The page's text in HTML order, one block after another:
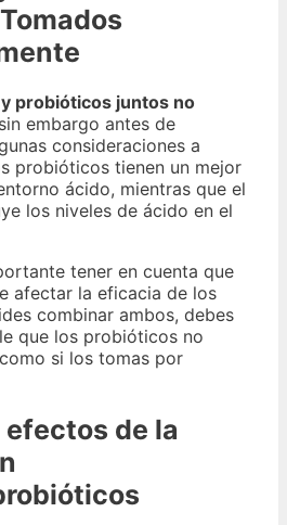
probióticos juntos no
embargo antes de
consideraciones a
probióticos tienen un mejor
ácido, mientras que el
los niveles de ácido en el
tener en cuenta que
afectar la eficacia de los
combinar ambos, debes
que los probióticos no
si los tomas por
de la